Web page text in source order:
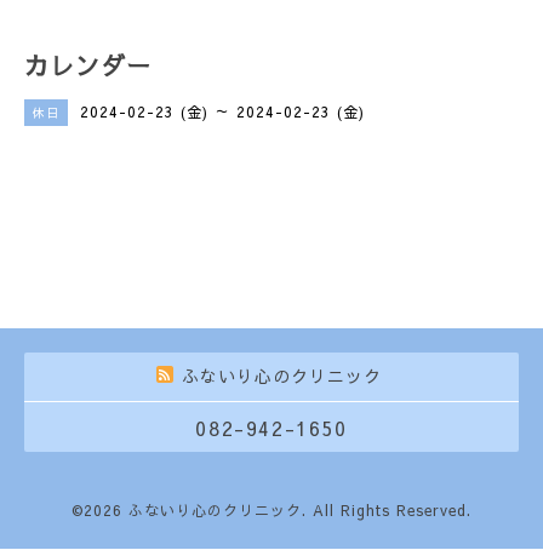
カレンダー
休日 2024-02-23 (金) ～ 2024-02-23 (金)
ふないり心のクリニック
082-942-1650
©2026 ふないり心のクリニック. All Rights Reserved.